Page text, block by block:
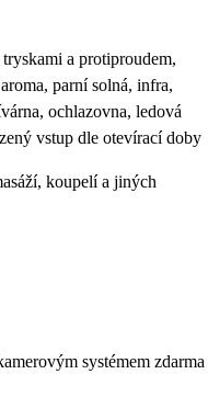
a protiproudem,
parní solná, infra,
ochlazovna, ledová
vstup dle otevírací doby
koupelí a jiných
systémem zdarma